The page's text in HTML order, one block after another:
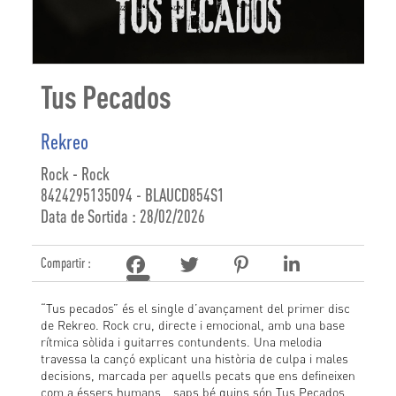
Tus Pecados
Rekreo
Rock - Rock
8424295135094 - BLAUCD854S1
Data de Sortida : 28/02/2026
Compartir :
“Tus pecados” és el single d’avançament del primer disc
de Rekreo. Rock cru, directe i emocional, amb una base
rítmica sòlida i guitarres contundents. Una melodia
travessa la cançó explicant una història de culpa i males
decisions, marcada per aquells pecats que ens defineixen
com a éssers humans… saps bé quins són Tus Pecados.